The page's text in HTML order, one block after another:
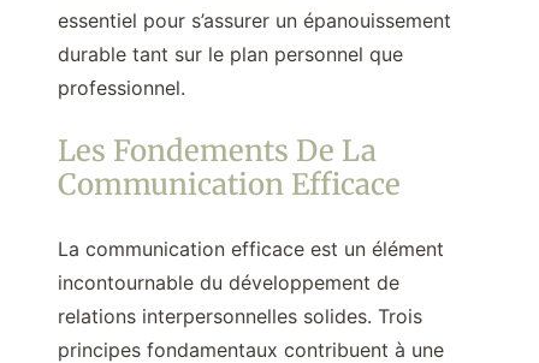
essentiel pour s’assurer un épanouissement
durable tant sur le plan personnel que
professionnel.
Les Fondements De La
Communication Efficace
La communication efficace est un élément
incontournable du développement de
relations interpersonnelles solides. Trois
principes fondamentaux contribuent à une